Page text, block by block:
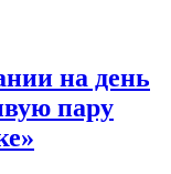
на день
пару